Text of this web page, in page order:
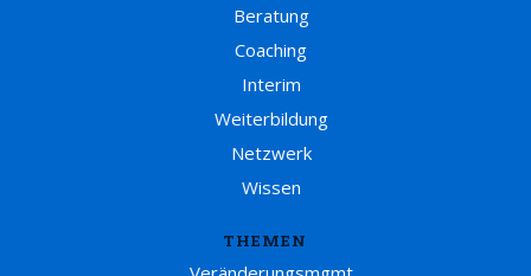
Beratung
Coaching
Interim
Weiterbildung
Netzwerk
Wissen
THEMEN